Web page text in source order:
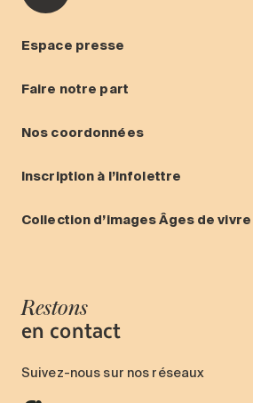
Espace presse
Faire notre part
Nos coordonnées
Inscription à l’infolettre
Collection d’images Âges de vivre
Restons
en contact
Suivez-nous sur nos réseaux